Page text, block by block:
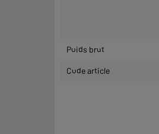
Poids brut
Code article